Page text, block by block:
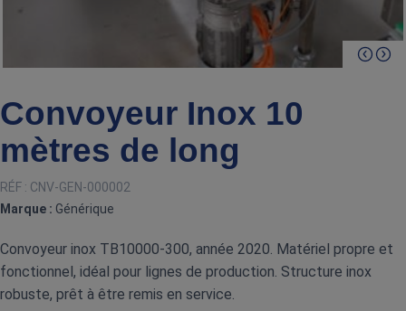
Convoyeur Inox 10
mètres de long
RÉF : CNV-GEN-000002
Marque : Générique
Convoyeur inox TB10000‑300, année 2020. Matériel propre et
fonctionnel, idéal pour lignes de production. Structure inox
robuste, prêt à être remis en service.